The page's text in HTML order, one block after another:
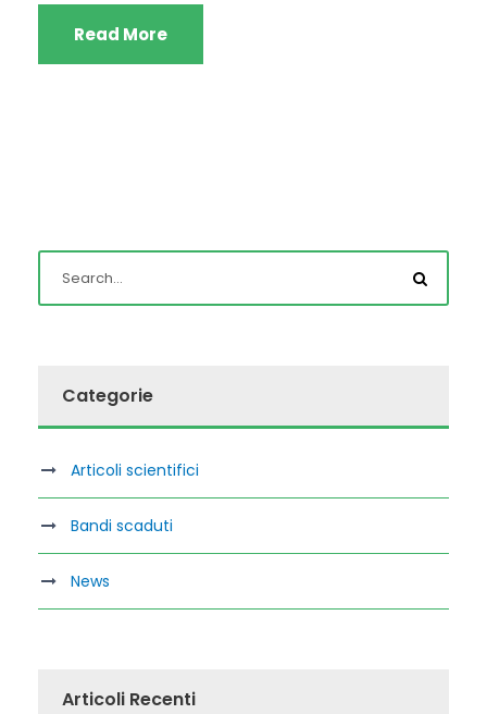
Read More
Categorie
Articoli scientifici
Bandi scaduti
News
Articoli Recenti